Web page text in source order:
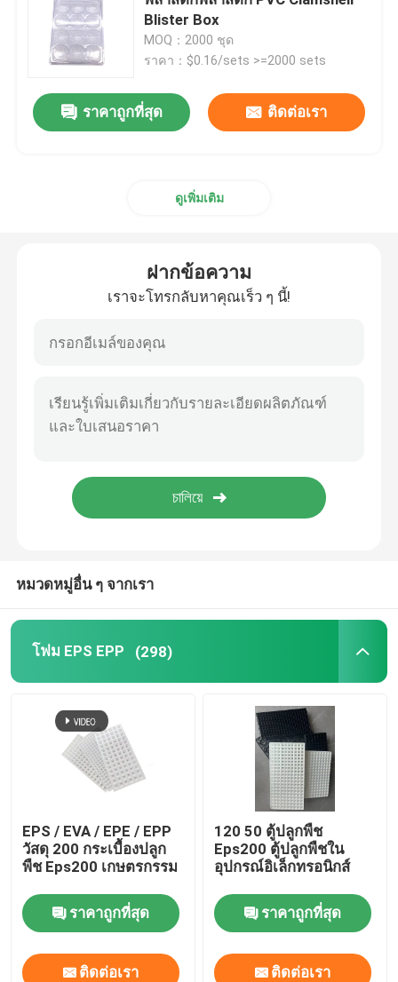
กล่องบรรจุภัณฑ์ยา
บรรจุภัณฑ์พลาสติกมาการอง
ถาดเพาะกล้าพลาสติก
ถุงปลูกพลาสติก
Blister Box
MOQ：2000 ชุด
ราคา：$0.16/sets >=2000 sets
ราคาถูกที่สุด ติดต่อเรา
ดูเพิ่มเติม
ฝากข้อความ
เราจะโทรกลับหาคุณเร็ว ๆ นี้!
หมวดหมู่อื่น ๆ จากเรา
โฟม EPS EPP (298)
EPS / EVA / EPE / EPP
วัสดุ 200 กระเบื้องปลูก
พืช Eps200 เกษตรกรรม
ราคาถูกที่สุด
ติดต่อเรา
120 50 ตู้ปลูกพืช
Eps200 ตู้ปลูกพืชใน
อุปกรณ์อิเล็กทรอนิกส์
ราคาถูกที่สุด
ติดต่อเรา